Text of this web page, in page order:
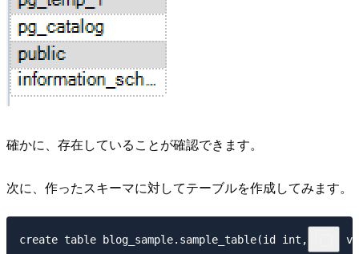
確かに、存在していることが確認できます。
次に、作ったスキーマに対してテーブルを作成してみます。